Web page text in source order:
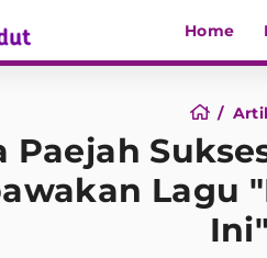
Home
Paejah
Lagu
Ini"